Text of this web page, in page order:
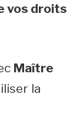
vos droits
Maître
la